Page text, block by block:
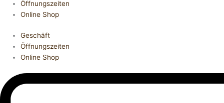
Öffnungszeiten
Online Shop
Geschäft
Öffnungszeiten
Online Shop